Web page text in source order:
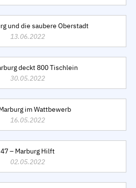
und die saubere Oberstadt
13.06.2022
deckt 800 Tischlein
30.05.2022
im Wattbewerb
16.05.2022
47 – Marburg Hilft
02.05.2022